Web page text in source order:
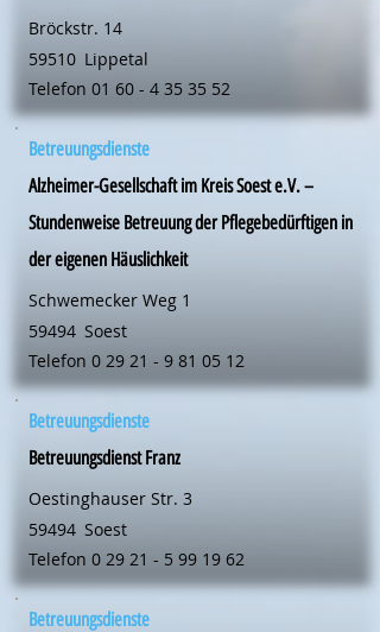
Bröckstr. 14
59510 Lippetal
Telefon 01 60 - 4 35 35 52
Betreuungsdienste
Alzheimer-Gesellschaft im Kreis Soest e.V. –
Stundenweise Betreuung der Pflegebedürftigen in
der eigenen Häuslichkeit
Schwemecker Weg 1
59494 Soest
Telefon 0 29 21 - 9 81 05 12
Betreuungsdienste
Betreuungsdienst Franz
Oestinghauser Str. 3
59494 Soest
Telefon 0 29 21 - 5 99 19 62
Betreuungsdienste